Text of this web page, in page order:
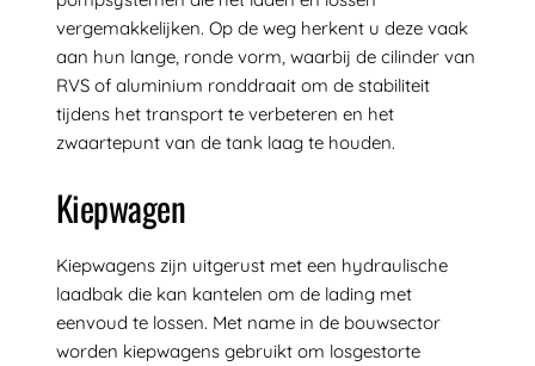
vergemakkelijken. Op de weg herkent u deze vaak
aan hun lange, ronde vorm, waarbij de cilinder van
RVS of aluminium ronddraait om de stabiliteit
tijdens het transport te verbeteren en het
zwaartepunt van de tank laag te houden.
Kiepwagen
Kiepwagens zijn uitgerust met een hydraulische
laadbak die kan kantelen om de lading met
eenvoud te lossen. Met name in de bouwsector
worden kiepwagens gebruikt om losgestorte